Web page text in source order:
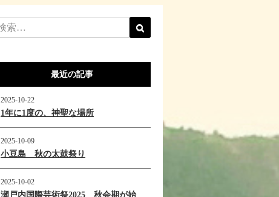
最近の記事
2025-10-22
1年に1度の、神聖な場所
2025-10-09
小豆島 秋の太鼓祭り
2025-10-02
瀬戸内国際芸術祭2025 秋会期が始